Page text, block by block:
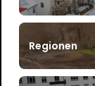
Regionen